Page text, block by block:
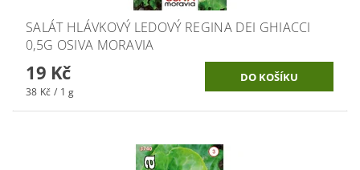
SALÁT HLÁVKOVÝ LEDOVÝ REGINA DEI GHIACCI
0,5G OSIVA MORAVIA
19 Kč
38 Kč / 1 g